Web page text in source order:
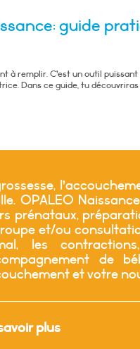
guide
à remplir. C’est un outil
Dans ce guide, tu
OPALEO
prénataux,
et/ou
les
de
et votre
plus